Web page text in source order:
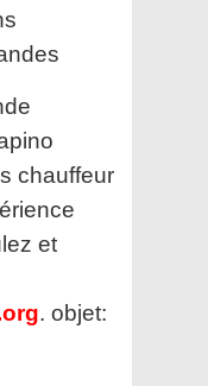
chauffeur
et
. objet: